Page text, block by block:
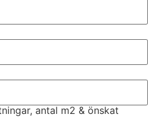
antal m2 & önskat